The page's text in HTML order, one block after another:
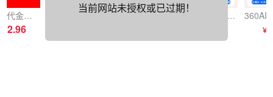
当前网站未授权或已过期！
麦当劳代金券30元（提取卡密） 麦当劳代金券50元（提取卡密） 360AI大会员年卡 360AI大会员季卡
￥